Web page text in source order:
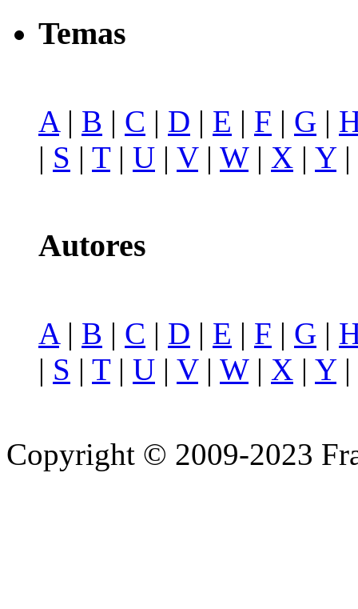
Temas
A| B | C | D | E | F | G |
| S | T| U | V| W| X | Y|
Autores
A | B | C | D | E | F | G |
| S | T| U | V| W| X | Y|
Copyright © 2009-2023